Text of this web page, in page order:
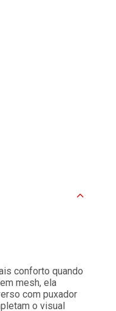
conforto quando
mesh, ela
com puxador
o visual